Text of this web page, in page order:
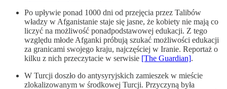
Po upływie ponad 1000 dni od przejęcia przez Talibów
władzy w Afganistanie staje się jasne, że kobiety nie mają co
liczyć na możliwość ponadpodstawowej edukacji. Z tego
względu młode Afganki próbują szukać możliwości edukacji
za granicami swojego kraju, najczęściej w Iranie. Reportaż o
kilku z nich przeczytacie w serwisie [The Guardian].
W Turcji doszło do antysyryjskich zamieszek w mieście
zlokalizowanym w środkowej Turcji. Przyczyną była